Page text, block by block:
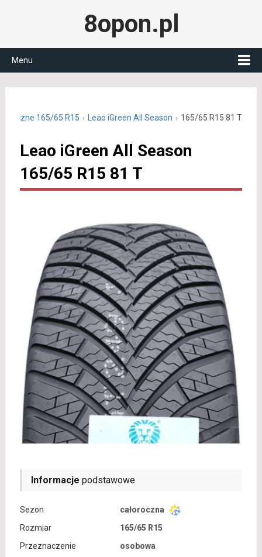
8opon.pl
Menu
165/65 R15 Leao iGreen All Season 165/65 R15 81 T
Leao iGreen All Season
165/65 R15 81 T
Informacje podstawowe
Sezon
całoroczna
Rozmiar
165/65 R15
Przeznaczenie
osobowa